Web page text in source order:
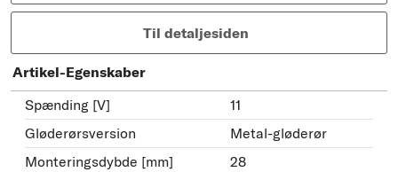
Til detaljesiden
Artikel-Egenskaber
Spænding [V]
11
Gløderørsversion
Metal-gløderør
Monteringsdybde [mm]
28